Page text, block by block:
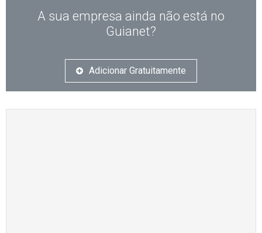
A sua empresa ainda não está no
Guianet?
Adicionar Gratuitamente